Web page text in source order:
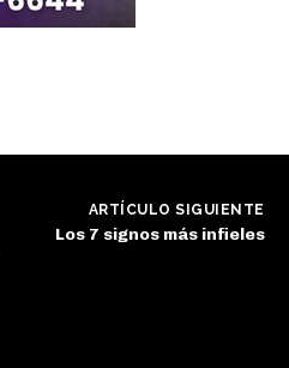
ARTÍCULO SIGUIENTE
Los 7 signos más infieles